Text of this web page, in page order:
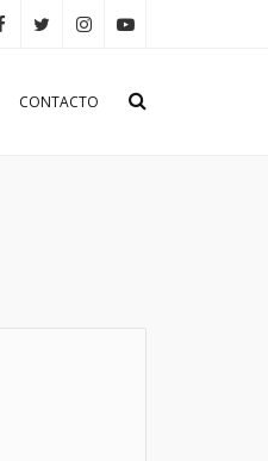
CONTACTO